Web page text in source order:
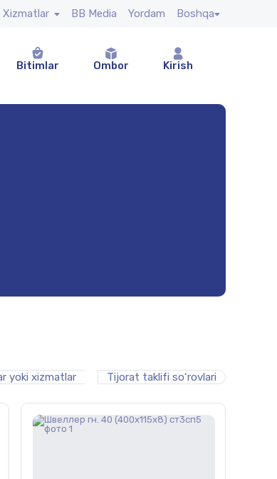
Xizmatlar BB Media Yordam Boshqa
Bitimlar
Ombor Kirish
yoki xizmatlar Tijorat taklifi so‘rovlari